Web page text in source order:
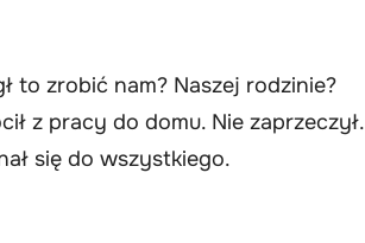
to zrobić nam? Naszej rodzinie?
z pracy do domu. Nie zaprzeczył.
się do wszystkiego.